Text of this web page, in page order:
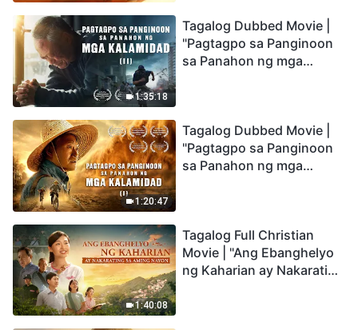
1:35:18
Tagalog Dubbed Movie |
"Pagtagpo sa Panginoon
sa Panahon ng mga
Tayo Makakapasok sa
Kaharian ng Diyos?
1:20:47
Tagalog Dubbed Movie |
"Pagtagpo sa Panginoon
sa Panahon ng mga
Sangkatauhan?
1:40:08
Tagalog Full Christian
Movie | "Ang Ebanghelyo
ng Kaharian ay Nakarating